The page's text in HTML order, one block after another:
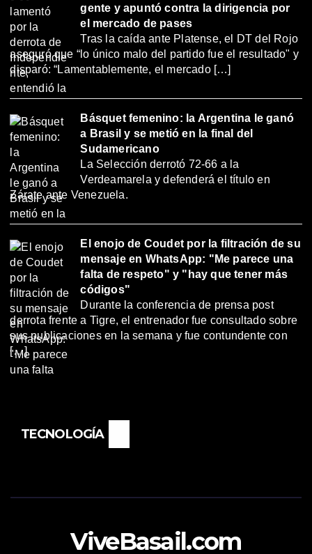
gente y apuntó contra la dirigencia por
el mercado de pases
Tras la caída ante Platense, el DT del Rojo
aseguró que “lo único malo del partido fue el resultado" y
disparó: “Lamentablemente, el mercado […]
Básquet femenino: la Argentina le ganó
a Brasil y se metió en la final del
Sudamericano
La Selección derrotó 72-66 a la
Verdeamarela y defenderá el título en
Zárate ante Venezuela.
El enojo de Coudet por la filtración de su
mensaje en WhatsApp: "Me parece una
falta de respeto" y "hay que tener más
códigos"
Durante la conferencia de prensa post
derrota frente a Tigre, el entrenador fue consultado sobre
sus publicaciones en la semana y fue contundente con
[…]
TECNOLOGÍA
ViveBasail.com